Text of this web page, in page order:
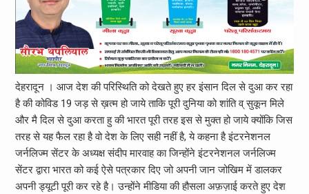
देहरादून । आज देश की परिस्थिति को देखते हुए हर इंसान दिल से दुआ कर रहा
है की कोविड 19 जड़ से ख़त्म हो जाये ताकि पूरी दुनिया को शांति व् सुकून मिले
और मै दिल से दुआ करता हु की भारत पूरी तरह इस से मुक्त हो जाये क्योंकि जिस
तरह से यह फैल रहा है वो देश के लिए सही नहीं है, ये कहना है इंटरनेशनल
जर्नलिज्म सेंटर के अध्यक्ष संदीप मारवाह का जिन्होंने इंटरनेशनल जर्नलिज्म
सेंटर द्वारा भारत को कई ऐसे पत्रकार दिए जो अपनी जान जोखिम में डालकर
अपनी ड्यूटी पूरी कर रहे है। उन्होंने मीडिया की हौसला अफ़ज़ाई करते हुए देश